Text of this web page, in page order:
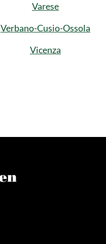
Varese
Verbano-Cusio-Ossola
Vicenza